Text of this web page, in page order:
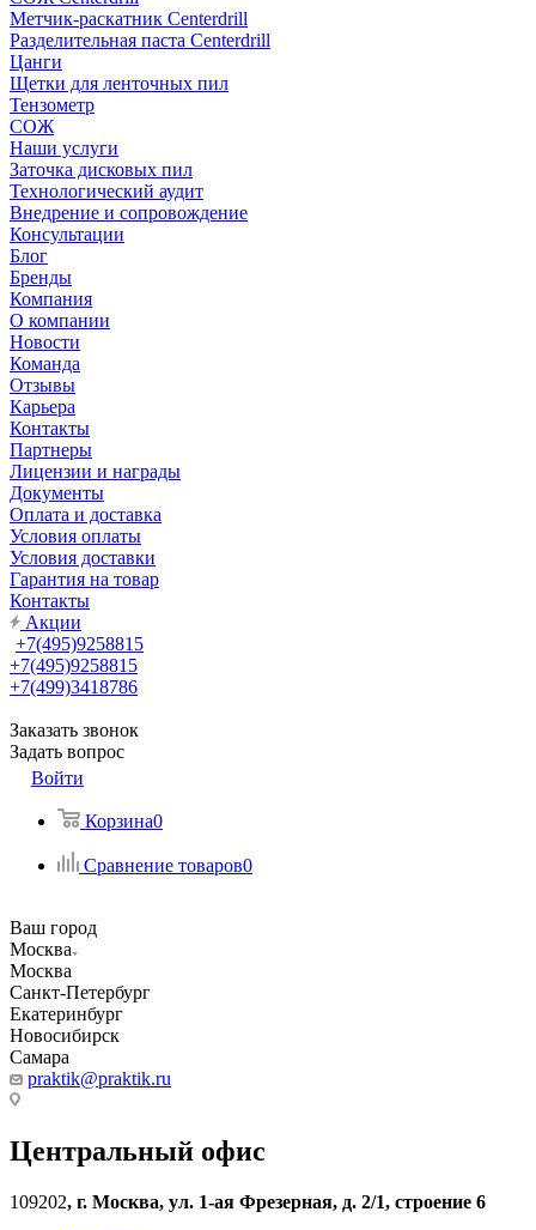
Метчик-раскатник Centerdrill
Разделительная паста Centerdrill
Цанги
Щетки для ленточных пил
Тензометр
СОЖ
Наши услуги
Заточка дисковых пил
Технологический аудит
Внедрение и сопровождение
Консультации
Блог
Бренды
Компания
О компании
Новости
Команда
Отзывы
Карьера
Контакты
Партнеры
Лицензии и награды
Документы
Оплата и доставка
Условия оплаты
Условия доставки
Гарантия на товар
Контакты
Акции
+7(495)9258815
+7(495)9258815
+7(499)3418786
Заказать звонок
Задать вопрос
Войти
Корзина0
Сравнение товаров0
Ваш город
Москва
Москва
Санкт-Петербург
Екатеринбург
Новосибирск
Самара
praktik@praktik.ru
Центральный офис
109202, г. Москва, ул. 1-ая Фрезерная, д. 2/1, строение 6